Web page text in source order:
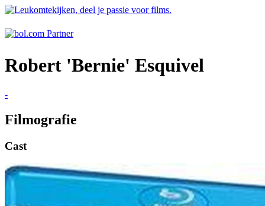
Robert 'Bernie' Esquivel
-
Filmografie
Cast